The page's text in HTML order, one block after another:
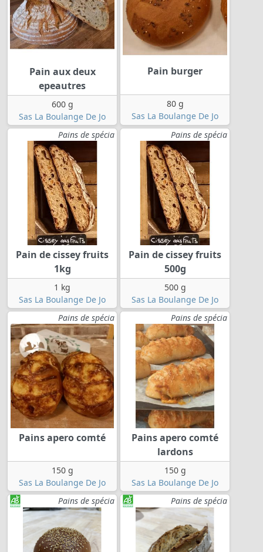
Pain aux deux
epeautres
600 g
Sas La Boulange De Jo
Pain burger
80 g
Sas La Boulange De Jo
Pains de spécia
Pain de cissey fruits
1kg
1 kg
Sas La Boulange De Jo
Pains de spécia
Pain de cissey fruits
500g
500 g
Sas La Boulange De Jo
Pains de spécia
Pains apero comté
150 g
Sas La Boulange De Jo
Pains de spécia
Pains apero comté
lardons
150 g
Sas La Boulange De Jo
Pains de spécia
Pains de spécia